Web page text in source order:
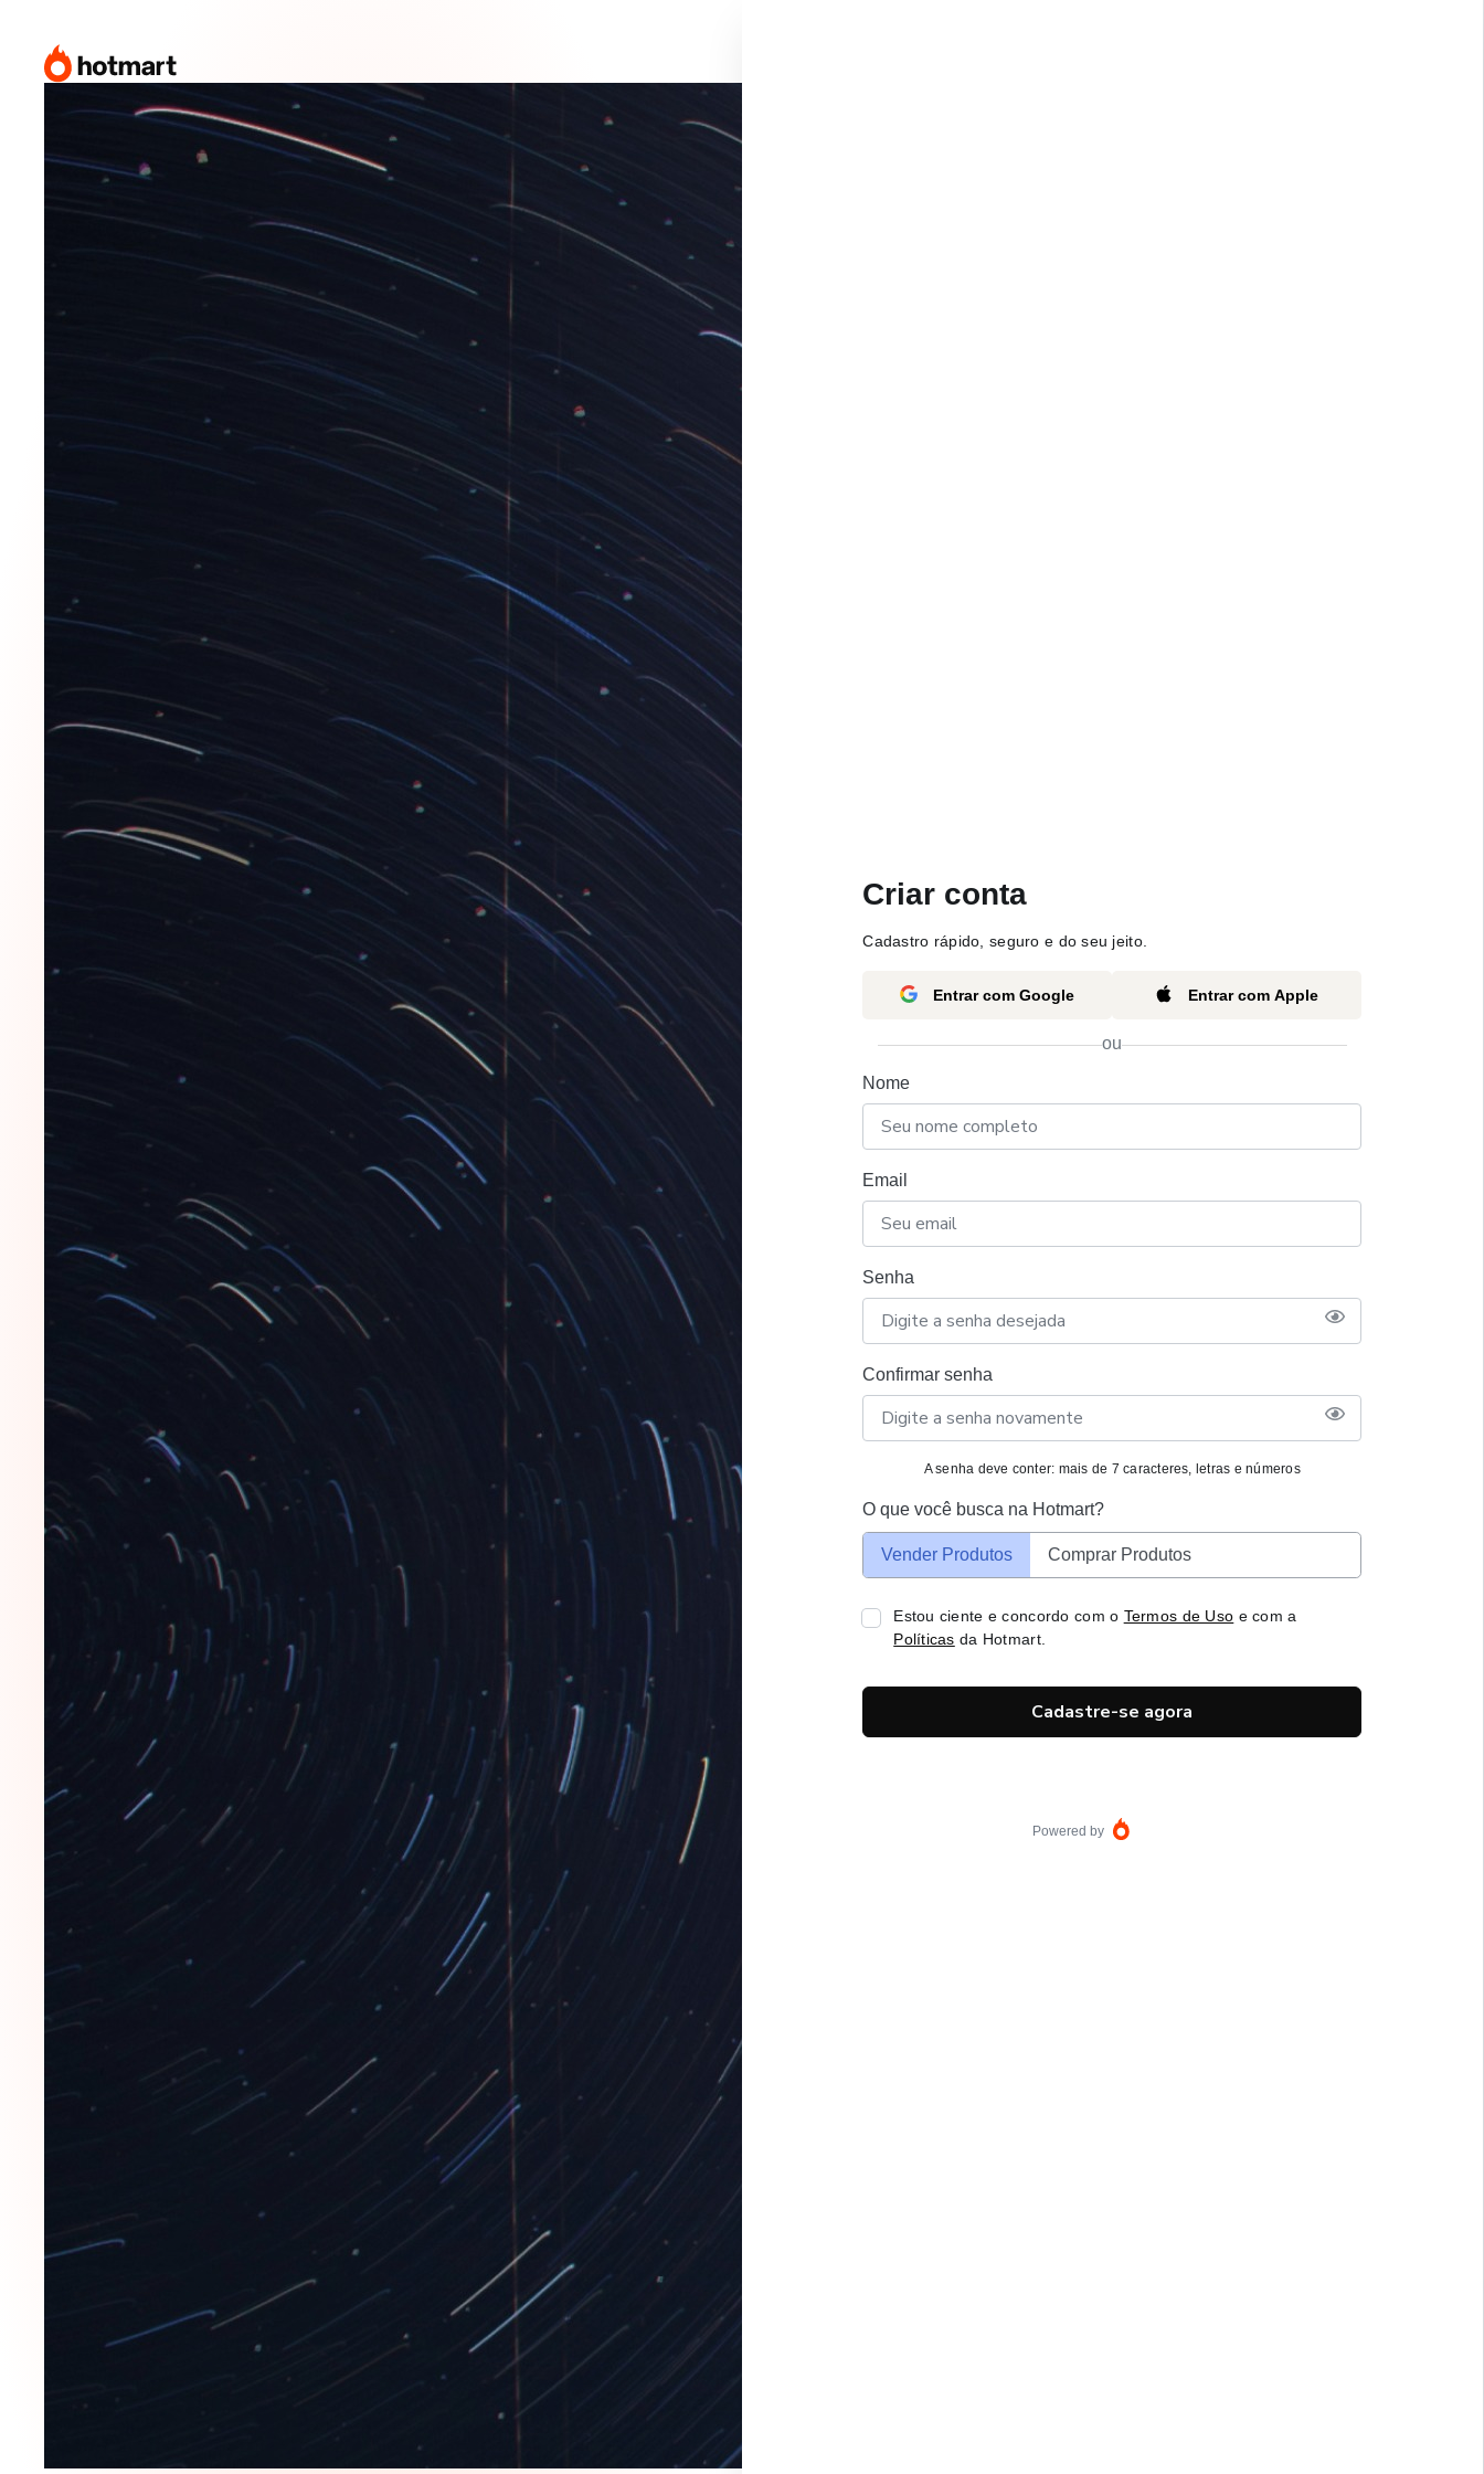
Criar conta
Cadastro rápido, seguro e do seu jeito.
Entrar com Google Entrar com Apple
ou
Nome
Email
Senha
Confirmar senha
A senha deve conter: mais de 7 caracteres, letras e números
O que você busca na Hotmart?
Vender Produtos Comprar Produtos
Estou ciente e concordo com o Termos de Uso e com a
Políticas da Hotmart.
Cadastre-se agora
Powered by